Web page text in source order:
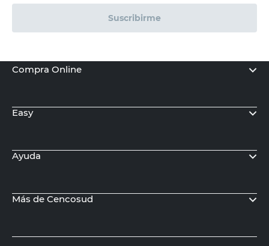
Suscribirme
Compra Online
Easy
Ayuda
Más de Cencosud